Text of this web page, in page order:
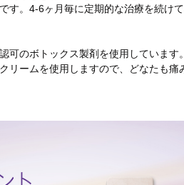
す。4-6ヶ月毎に定期的な治療を続け
可のボトックス製剤を使用していま
リームを使用しますので、どなたも痛